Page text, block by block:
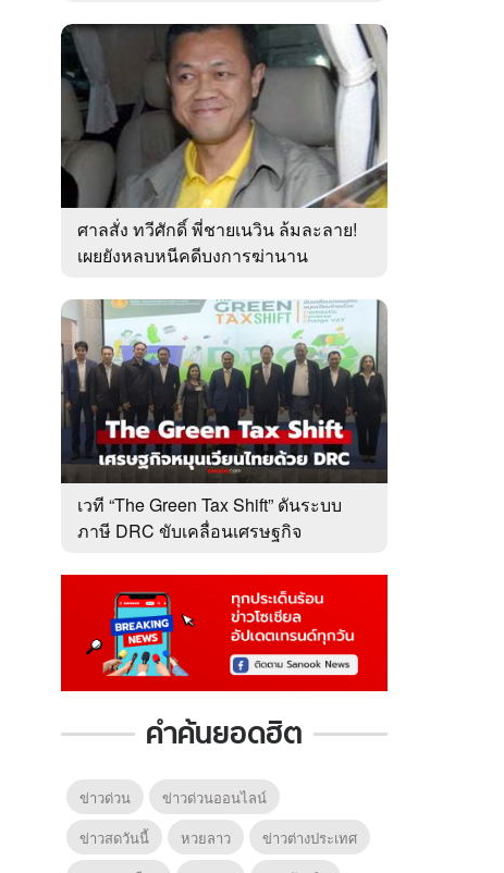
ศาลสั่ง ทวีศักดิ์ พี่ชายเนวิน ล้มละลาย!
เผยยังหลบหนีคดีบงการฆ่านาน
เวที “The Green Tax Shift” ดันระบบ
ภาษี DRC ขับเคลื่อนเศรษฐกิจ
คำค้นยอดฮิต
ข่าวด่วน
ข่าวด่วนออนไลน์
ข่าวสดวันนี้
หวยลาว
ข่าวต่างประเทศ